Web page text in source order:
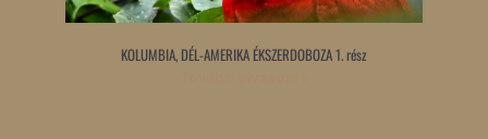
KOLUMBIA, DÉL-AMERIKA ÉKSZERDOBOZA 1. rész